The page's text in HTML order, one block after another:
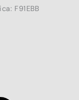
F91EBB